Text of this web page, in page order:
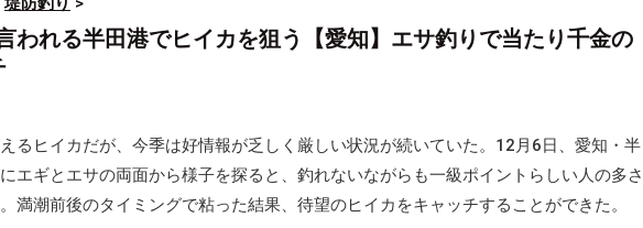
われる半田港でヒイカを狙う【愛知】エサ釣りで当たり千金の
るヒイカだが、今季は好情報が乏しく厳しい状況が続いていた。12月6日、愛知・半
エギとエサの両面から様子を探ると、釣れないながらも一級ポイントらしい人の多さ
満潮前後のタイミングで粘った結果、待望のヒイカをキャッチすることができた。